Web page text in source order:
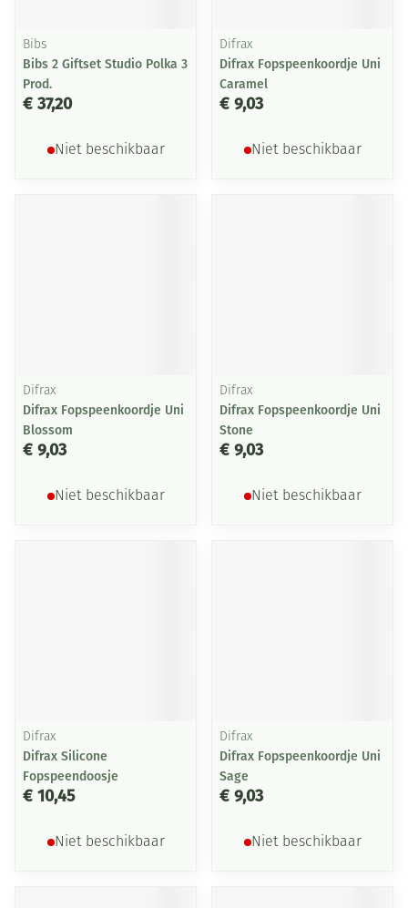
Bibs
Bibs 2 Giftset Studio Polka 3
Prod.
€ 37,20
Niet beschikbaar
Difrax
Difrax Fopspeenkoordje Uni
Caramel
€ 9,03
Niet beschikbaar
Difrax
Difrax Fopspeenkoordje Uni
Blossom
€ 9,03
Niet beschikbaar
Difrax
Difrax Fopspeenkoordje Uni
Stone
€ 9,03
Niet beschikbaar
Difrax
Difrax Silicone
Fopspeendoosje
€ 10,45
Niet beschikbaar
Difrax
Difrax Fopspeenkoordje Uni
Sage
€ 9,03
Niet beschikbaar